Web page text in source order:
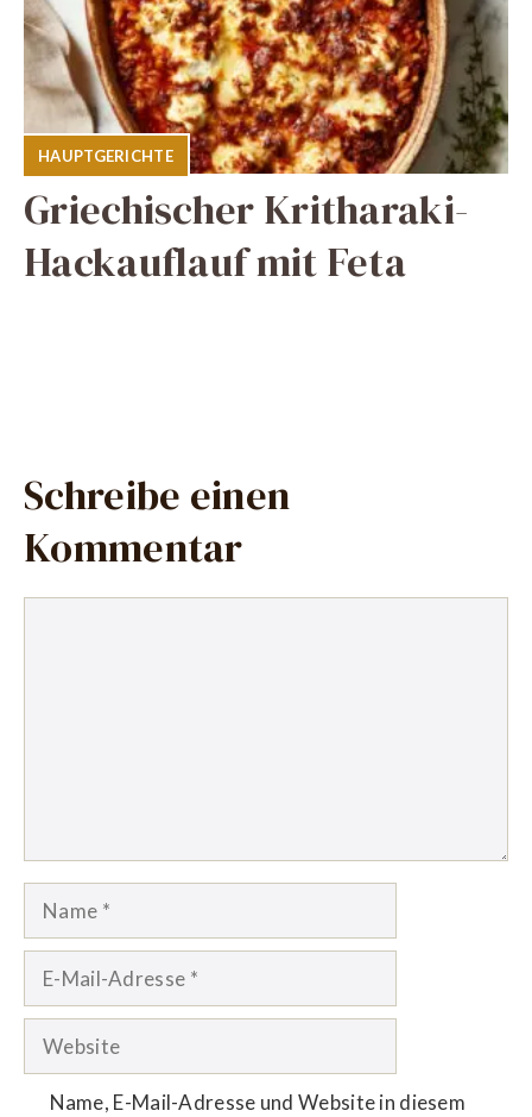
HAUPTGERICHTE
Griechischer Kritharaki-
Hackauflauf mit Feta
Schreibe einen
Kommentar
Name
Website
Name, E-Mail-Adresse und Website in diesem